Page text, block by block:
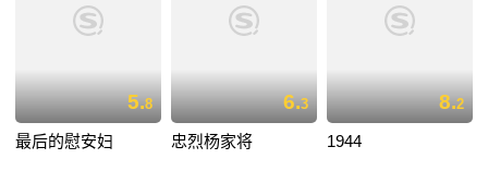
5.8
最后的慰安妇
6.3
忠烈杨家将
8.2
1944